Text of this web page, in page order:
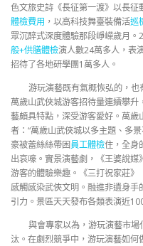
色文旅史詩《長征第一渡》以長
體檢費用 ，以高科技舞臺裝備活巡
眾沉醉式深度體驗那段崢嶸歲月
般+供膳體檢演人數24萬多人，表
招待了各地研學團1萬多人。
游玩演藝既有氣概恢弘的，
萬歲山武俠城游客招待量連續攀
藝頗具特點，深受游客愛好。萬
者：“萬歲山武俠城以多主題、多
豪被蕾絲絲帶困員工體檢住，全身
出哀嚎。實景演藝劇，《王婆說
游客的體驗樂趣。《三打祝家莊
感觸感染武俠文明。融進非遺身
引力。景區天天發布各類表演近
與會專家以為，游玩演藝市
汰。在劇烈競爭中，游玩演藝如